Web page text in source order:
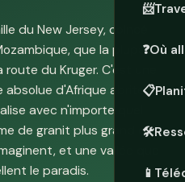
📨
❓Où
📋
🛠️
📱
du New Jersey, coincé
que la plupart
du Kruger. C'est une
absolue d'Afrique abrite une
avec n'importe quel
de granit plus grand que
et une vallée que
le paradis.